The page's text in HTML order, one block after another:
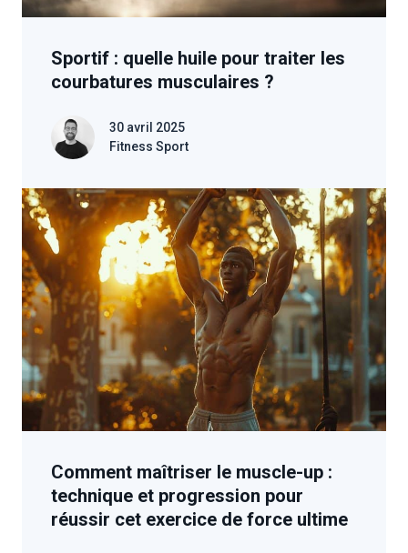
Sportif : quelle huile pour traiter les
courbatures musculaires ?
30 avril 2025
Fitness Sport
Comment maîtriser le muscle-up :
technique et progression pour
réussir cet exercice de force ultime